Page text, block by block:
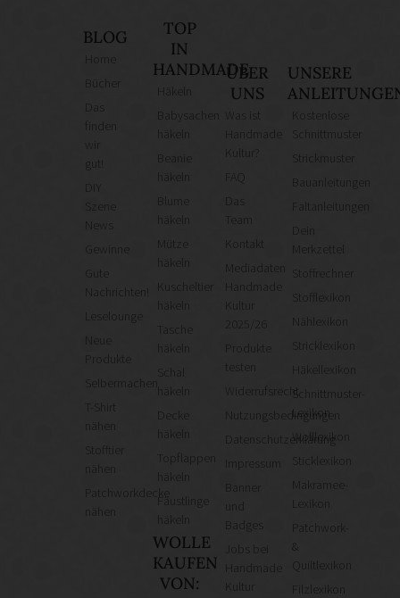
BLOG
finden
gut!
Gute
Nachrichten!
Leselounge
Neue
Produkte
Selbermachen
T-Shirt
Stofftier
Patchworkdecke
TOP
IN
HANDMADE
häkeln
häkeln
Mütze
häkeln
Kuscheltier
Tasche
häkeln
häkeln
Topflappen
häkeln
Fäustlinge
häkeln
WOLLE
KAUFEN
VON:
ÜBER
UNS
Was ist
Kultur?
Das
Team
Kontakt
Mediadaten
Kultur
Produkte
testen
Widerrufsrecht
Nutzungsbedingungen
Datenschutzerklärung
Kultur
UNSERE
Kostenlose
Schnittmuster
Strickmuster
Bauanleitungen
Faltanleitungen
Merkzettel
Stoffrechner
Stofflexikon
Nählexikon
Stricklexikon
Häkellexikon
Schnittmuster-
Lexikon
Wolllexikon
Sticklexikon
Makramee-
Lexikon
Patchwork-
&
Quiltlexikon
Filzlexikon